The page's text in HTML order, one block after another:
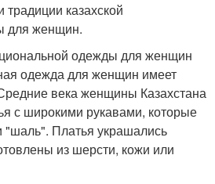
казахской
для женщин.
одежды для женщин
одежда для женщин имеет
века женщины Казахстана
с широкими рукавами, которые
Платья украшались
из шерсти, кожи или